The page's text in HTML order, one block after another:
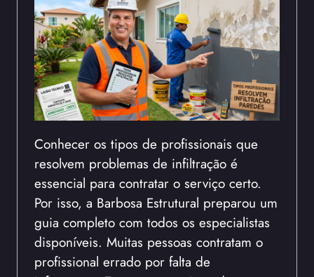
Conhecer os tipos de profissionais que
resolvem problemas de infiltração é
essencial para contratar o serviço certo.
Por isso, a Barbosa Estrutural preparou um
guia completo com todos os especialistas
disponíveis. Muitas pessoas contratam o
profissional errado por falta de